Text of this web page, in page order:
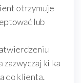
otrzymuje
lub
zazwyczaj kilka
do klienta.